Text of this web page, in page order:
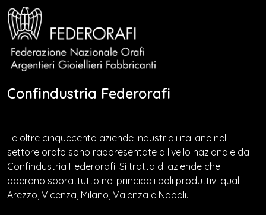
Confindustria Federorafi
Le oltre cinquecento aziende industriali italiane nel
settore orafo sono rappresentate a livello nazionale da
Confindustria Federorafi. Si tratta di aziende che
operano soprattutto nei principali poli produttivi quali
Arezzo, Vicenza, Milano, Valenza e Napoli.